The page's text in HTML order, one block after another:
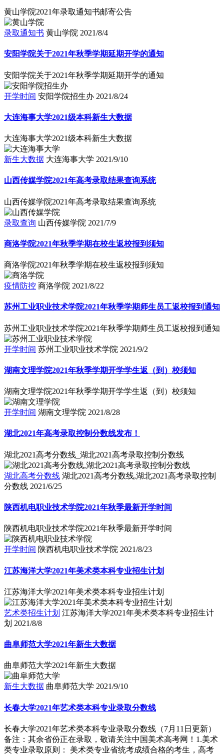
黄山学院2021年录取通知书邮寄公告
录取通知书 黄山学院 2021/8/4
安阳学院关于2021年秋季学期延期开学的通知
安阳学院关于2021年秋季学期延期开学的通知
开学时间 安阳学院招生办 2021/8/24
大连海事大学2021级本科新生大数据
大连海事大学2021级本科新生大数据
新生大数据 大连海事大学 2021/9/10
山西传媒学院2021年高考录取结果查询系统
山西传媒学院2021年高考录取结果查询系统
录取查询 山西传媒学院 2021/7/9
商洛学院2021年秋季学期在校生返校报到须知
商洛学院2021年秋季学期在校生返校报到须知
疫情防控 商洛学院 2021/8/22
苏州工业职业技术学院2021年秋季学期师生员工返校报到通知
苏州工业职业技术学院2021年秋季学期师生员工返校报到通知
开学时间 苏州工业职业技术学院 2021/9/2
湖南文理学院2021年秋季学期开学学生返（到）校须知
湖南文理学院2021年秋季学期开学学生返（到）校须知
开学时间 湖南文理学院 2021/8/28
湖北2021年高考录取控制分数线发布！
湖北2021高考分数线_湖北2021高考录取控制分数线
湖北高考分数线 湖北2021高考分数线,湖北2021高考录取控制
分数线 2021/6/25
陕西机电职业技术学院2021年秋季最新开学时间
陕西机电职业技术学院2021年秋季最新开学时间
开学时间 陕西机电职业技术学院 2021/8/23
江苏海洋大学2021年美术类本科专业招生计划
江苏海洋大学2021年美术类本科专业招生计划
艺术类招生计划 江苏海洋大学2021年美术类本科专业招生计
划 2021/8/8
曲阜师范大学2021年新生大数据
曲阜师范大学2021年新生大数据
新生大数据 曲阜师范大学 2021/9/10
长春大学2021年艺术类本科专业录取分数线
长春大学2021年艺术类本科专业录取分数线（7月11日更新）
备注：其余省份正在录取，敬请关注中国美术高考网！1.美术
类专业录取原则： 美术类专业省统考成绩合格的考生，高考